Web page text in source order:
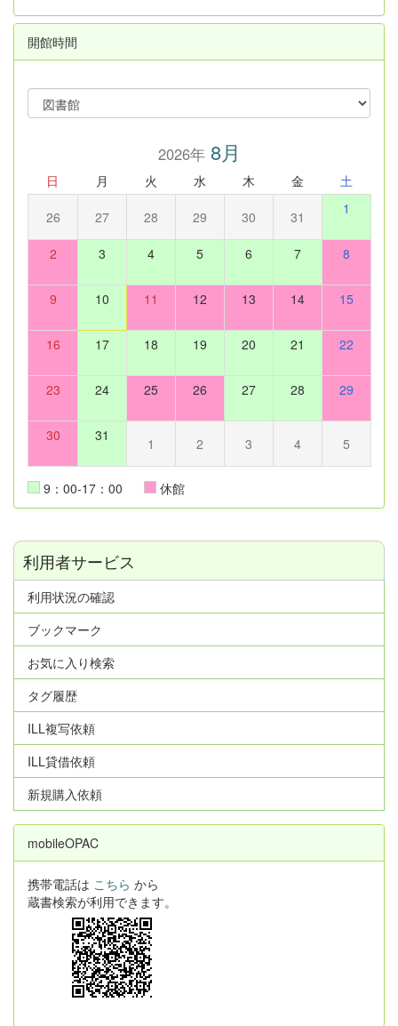
開館時間
2026年8月
日 月 火 水 木 金 土
26 27 28 29 30 31 1
2 3 4 5 6 7 8
9 10 11 12 13 14 15
16 17 18 19 20 21 22
23 24 25 26 27 28 29
30 31 1 2 3 4 5
9：00-17：00 休館
利用者サービス
利用状況の確認
ブックマーク
お気に入り検索
タグ履歴
ILL複写依頼
ILL貸借依頼
新規購入依頼
mobileOPAC
携帯電話は こちら から
蔵書検索が利用できます。